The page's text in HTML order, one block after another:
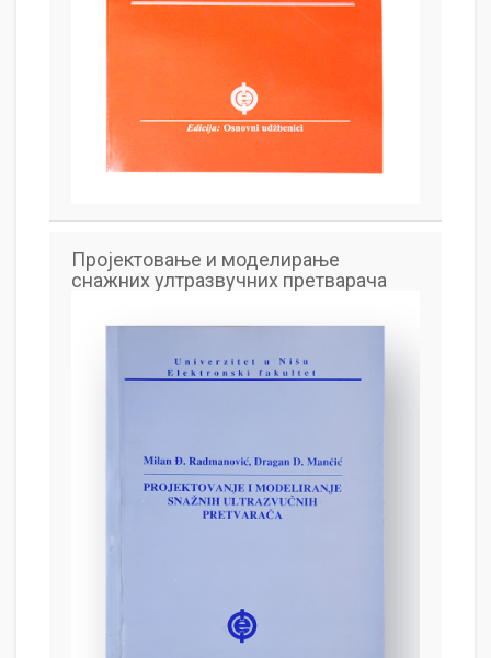
Пројектовање и моделирање
снажних ултразвучних претварача